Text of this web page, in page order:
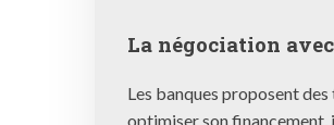
La négociation
Les banques proposent
optimiser son financement,